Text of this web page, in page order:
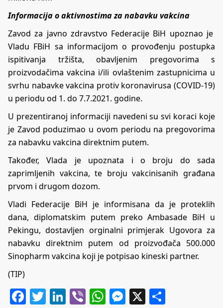
Informacija o aktivnostima za nabavku vakcina
Zavod za javno zdravstvo Federacije BiH upoznao je
Vladu FBiH sa informacijom o provođenju postupka
ispitivanja tržišta, obavljenim pregovorima s
proizvodačima vakcina i/ili ovlaštenim zastupnicima u
svrhu nabavke vakcina protiv koronavirusa (COVID-19)
u periodu od 1. do 7.7.2021. godine.
U prezentiranoj informaciji navedeni su svi koraci koje
je Zavod poduzimao u ovom periodu na pregovorima
za nabavku vakcina direktnim putem.
Također, Vlada je upoznata i o broju do sada
zaprimljenih vakcina, te broju vakcinisanih građana
prvom i drugom dozom.
Vladi Federacije BiH je informisana da je proteklih
dana, diplomatskim putem preko Ambasade BiH u
Pekingu, dostavljen orginalni primjerak Ugovora za
nabavku direktnim putem od proizvođača 500.000
Sinopharm vakcina koji je potpisao kineski partner.
(TIP)
Facebook
Twitter
LinkedIn
ViberWhatsApp
Messenger
X